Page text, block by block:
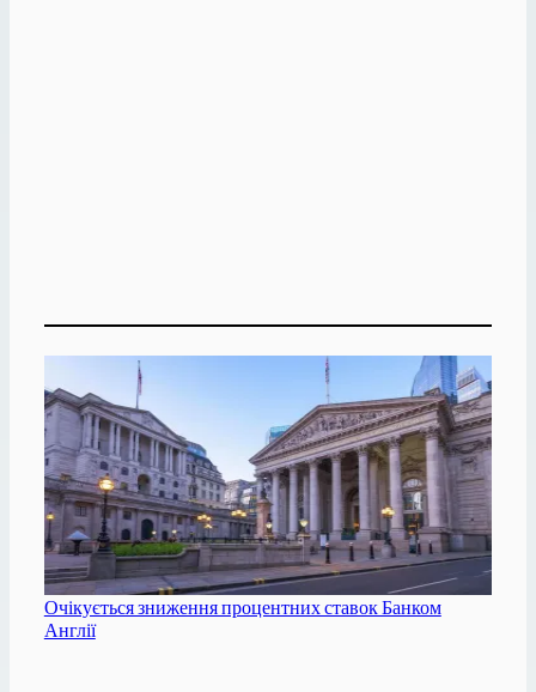
Очікується зниження процентних ставок Банком
Англії